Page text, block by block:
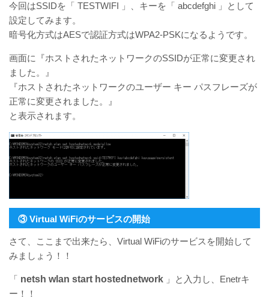
今回はSSIDを「 TESTWIFI 」、キーを「 abcdefghi 」として
設定してみます。
暗号化方式はAESで認証方式はWPA2-PSKになるようです。
画面に『ホストされたネットワークのSSIDが正常に変更され
ました。』
『ホストされたネットワークのユーザー キー パスフレーズが
正常に変更されました。』
と表示されます。
③ Virtual WiFiのサービスの開始
さて、ここまで出来たら、Virtual WiFiのサービスを開始して
みましょう！！
「 netsh wlan start hostednetwork 」と入力し、Enetrキ
ー！！